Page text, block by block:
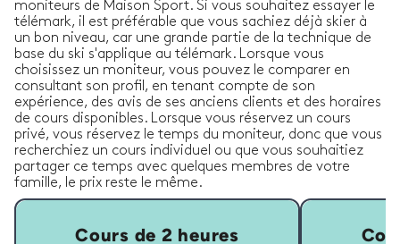
moniteurs de Maison Sport. Si vous souhaitez essayer le
télémark, il est préférable que vous sachiez déjà skier à
un bon niveau, car une grande partie de la technique de
base du ski s'applique au télémark. Lorsque vous
choisissez un moniteur, vous pouvez le comparer en
consultant son profil, en tenant compte de son
expérience, des avis de ses anciens clients et des horaires
de cours disponibles. Lorsque vous réservez un cours
privé, vous réservez le temps du moniteur, donc que vous
recherchiez un cours individuel ou que vous souhaitiez
partager ce temps avec quelques membres de votre
famille, le prix reste le même.
Cours de 2 heures